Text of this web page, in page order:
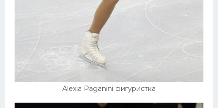
Alexia Paganini фигуристка